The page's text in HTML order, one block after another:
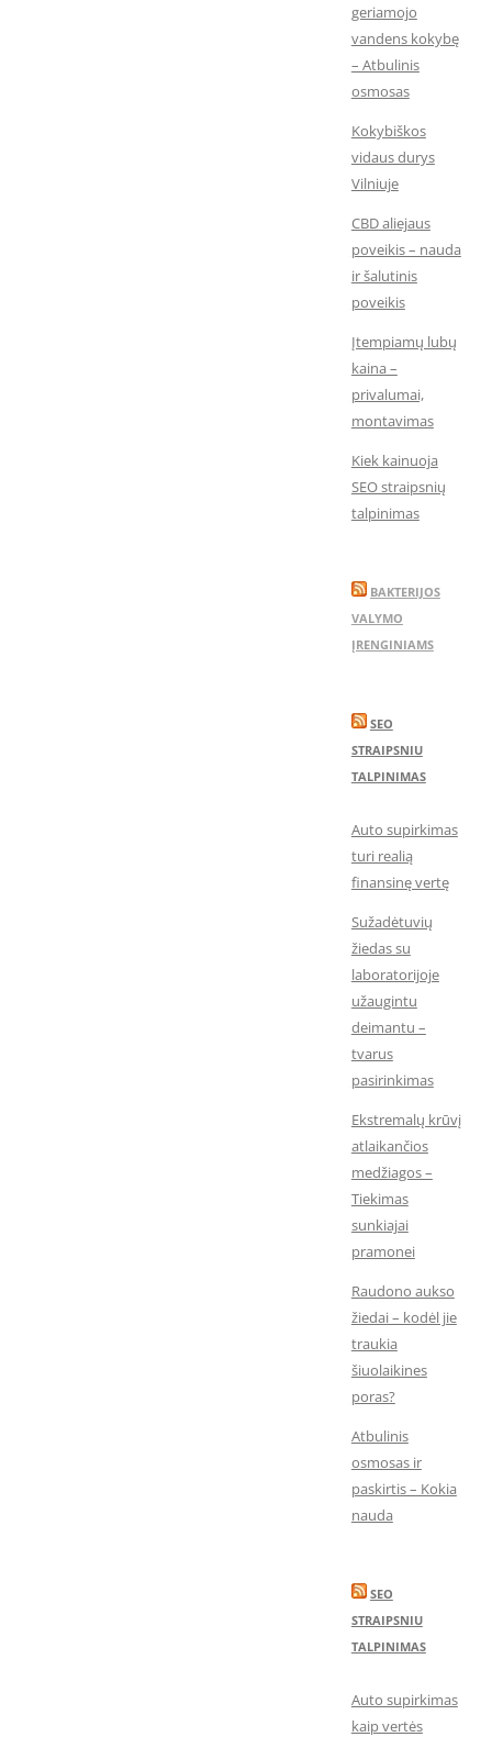
geriamojo
vandens kokybę
– Atbulinis
osmosas
Kokybiškos
vidaus durys
Vilniuje
CBD aliejaus
poveikis – nauda
ir šalutinis
poveikis
Įtempiamų lubų
kaina –
privalumai,
montavimas
Kiek kainuoja
SEO straipsnių
talpinimas
BAKTERIJOS
VALYMO
ĮRENGINIAMS
SEO
STRAIPSNIU
TALPINIMAS
Auto supirkimas
turi realią
finansinę vertę
Sužadėtuvių
žiedas su
laboratorijoje
užaugintu
deimantu –
tvarus
pasirinkimas
Ekstremalų krūvį
atlaikančios
medžiagos –
Tiekimas
sunkiajai
pramonei
Raudono aukso
žiedai – kodėl jie
traukia
šiuolaikines
poras?
Atbulinis
osmosas ir
paskirtis – Kokia
nauda
SEO
STRAIPSNIU
TALPINIMAS
Auto supirkimas
kaip vertės